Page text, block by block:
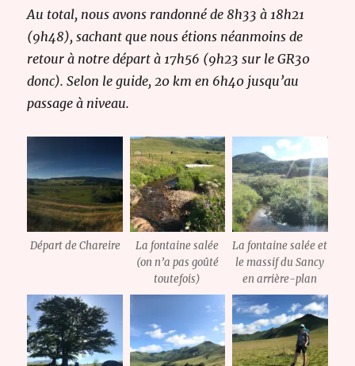
Au total, nous avons randonné de 8h33 à 18h21
(9h48), sachant que nous étions néanmoins de
retour à notre départ à 17h56 (9h23 sur le GR30
donc). Selon le guide, 20 km en 6h40 jusqu’au
passage à niveau.
Départ de Chareire
La fontaine salée
(on n’a pas goûté
toutefois)
La fontaine salée et
le massif du Sancy
en arrière-plan